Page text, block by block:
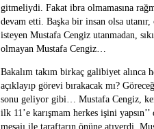
gitmeliydi. Fakat ibra olmamasına
devam etti. Başka bir insan olsa
isteyen Mustafa Cengiz utanmadan,
olmayan Mustafa Cengiz…
Bakalım takım birkaç galibiyet alınca
açıklayıp görevi bırakacak mı?
sonu geliyor gibi… Mustafa Cengiz,
ilk 11’e karışmam herkes işini
mesajı ile taraftarın önüne atıverdi.